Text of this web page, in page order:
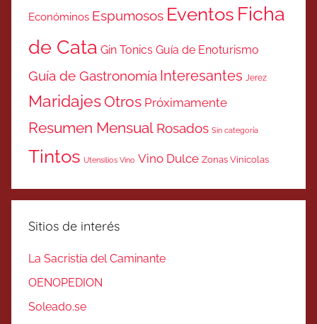
Económinos Espumosos Eventos Ficha
de Cata Gin Tonics Guía de Enoturismo
Guía de Gastronomía Interesantes Jerez
MaridajesOtros Próximamente
Resumen Mensual Rosados Sin categoría
Tintos Utensilios Vino Vino Dulce Zonas Vinicolas
Sitios de interés
La Sacristía del Caminante
OENOPEDION
Soleado.se